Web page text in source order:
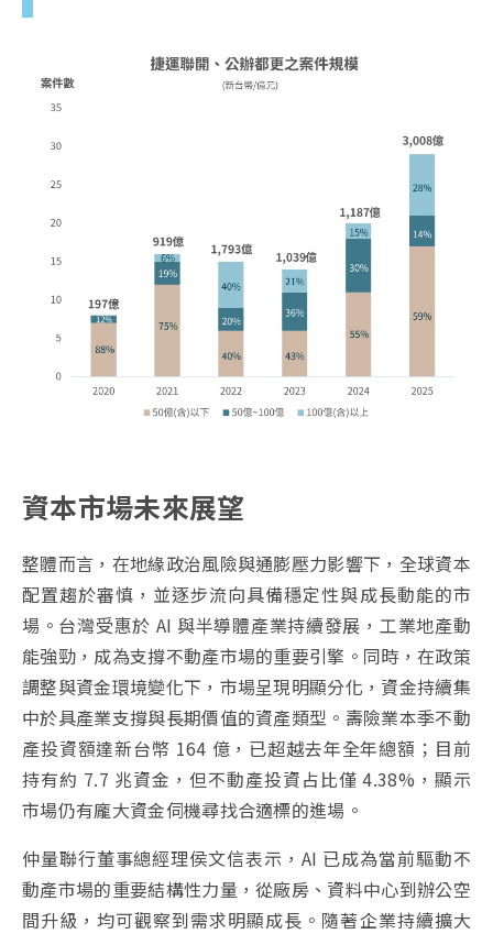
資本市場未來展望
整體而言，在地緣政治風險與通膨壓力影響下，全球資本
配置趨於審慎，並逐步流向具備穩定性與成長動能的市
場。台灣受惠於 AI 與半導體產業持續發展，工業地產動
能強勁，成為支撐不動產市場的重要引擎。同時，在政策
調整與資金環境變化下，市場呈現明顯分化，資金持續集
中於具產業支撐與長期價值的資產類型。壽險業本季不動
產投資額達新台幣 164 億，已超越去年全年總額；目前
持有約 7.7 兆資金，但不動產投資占比僅 4.38%，顯示
市場仍有龐大資金伺機尋找合適標的進場。
仲量聯行董事總經理侯文信表示，AI 已成為當前驅動不
動產市場的重要結構性力量，從廠房、資料中心到辦公空
間升級，均可觀察到需求明顯成長。隨著企業持續擴大